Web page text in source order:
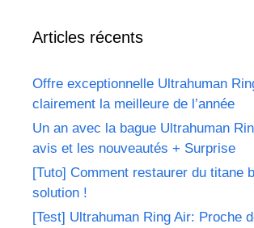
Articles récents
Offre exceptionnelle Ultrahuman
clairement la meilleure de l’année
Un an avec la bague Ultrahuman
avis et les nouveautés + Surprise
[Tuto] Comment restaurer du titane
solution !
[Test] Ultrahuman Ring Air: Proche